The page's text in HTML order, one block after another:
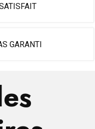
GARANTI